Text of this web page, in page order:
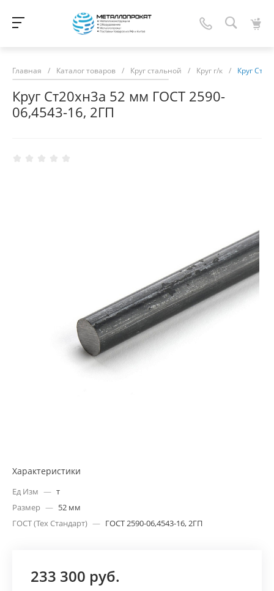
Главная / Каталог товаров / Круг стальной / Круг г/к / Круг
Круг Ст20хн3а 52 мм ГОСТ 2590-
06,4543-16, 2ГП
Характеристики
Ед Изм — т
Размер — 52 мм
ГОСТ (Тех Стандарт) — ГОСТ 2590-06,4543-16, 2ГП
233 300 руб.